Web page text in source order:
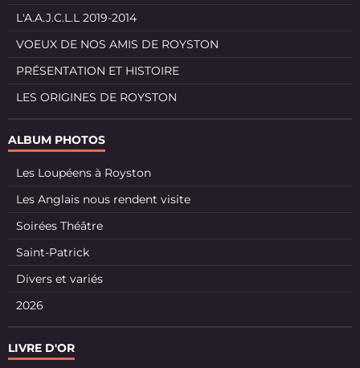
L'A.A.J.C.L.L 2019-2014
VOEUX DE NOS AMIS DE ROYSTON
PRÉSENTATION ET HISTOIRE
LES ORIGINES DE ROYSTON
ALBUM PHOTOS
Les Loupéens à Royston
Les Anglais nous rendent visite
Soirées Théâtre
Saint-Patrick
Divers et variés
2026
LIVRE D'OR